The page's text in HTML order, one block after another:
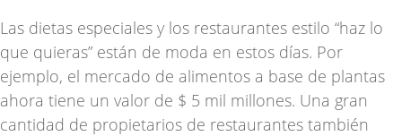
Las dietas especiales y los restaurantes estilo “haz lo
que quieras” están de moda en estos días. Por
ejemplo, el mercado de alimentos a base de plantas
ahora tiene un valor de $ 5 mil millones. Una gran
cantidad de propietarios de restaurantes también